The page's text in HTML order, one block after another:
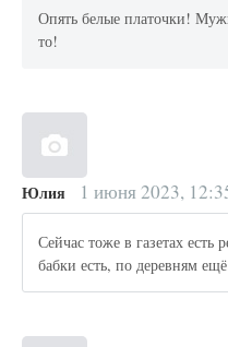
Опять белые платочки!
то!
Юлия 1 июня 2023,
Сейчас тоже в газетах есть
бабки есть, по деревням